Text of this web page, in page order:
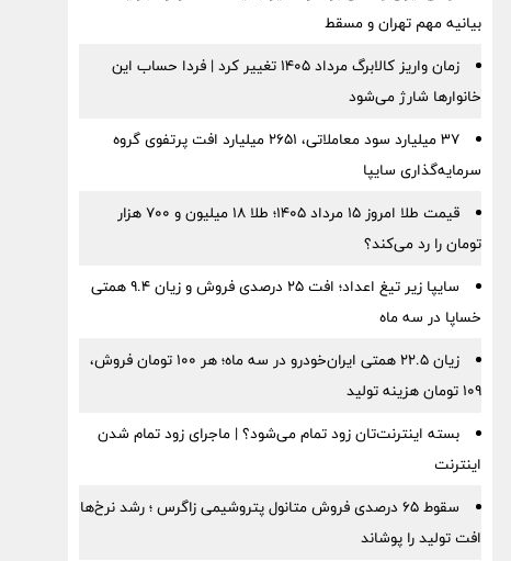
بیانیه مهم تهران و مسقط
زمان واریز کالابرگ مرداد ۱۴۰۵ تغییر کرد | فردا حساب این
خانوارها شارژ می‌شود
۳۷ میلیارد سود معاملاتی، ۲۶۵۱ میلیارد افت پرتفوی گروه
سرمایه‌گذاری سایپا
قیمت طلا امروز ۱۵ مرداد ۱۴۰۵؛ طلا ۱۸ میلیون و ۷۰۰ هزار
تومان را رد می‌کند؟
سایپا زیر تیغ اعداد؛ افت ۲۵ درصدی فروش و زیان ۹.۴ همتی
خساپا در سه ماه
زیان ۲۲.۵ همتی ایران‌خودرو در سه ماه؛ هر ۱۰۰ تومان فروش،
۱۰۹ تومان هزینه تولید
بسته اینترنت‌تان زود تمام می‌شود؟ | ماجرای زود تمام شدن
اینترنت
سقوط ۶۵ درصدی فروش متانول پتروشیمی زاگرس ؛ رشد نرخ‌ها
افت تولید را پوشاند